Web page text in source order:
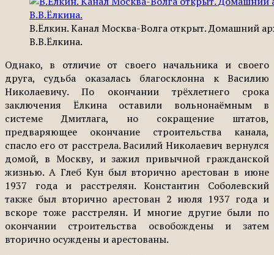
В.Ёлкин. Канал Москва-Волга открыт. Домашний
В.В.Ёлкина.
Однако, в отличие от своего начальника и своего
друга, судьба оказалась благосклонна к Василию
Николаевичу. По окончании трёхлетнего срока
заключения Ёлкина оставили вольнонаёмным в
системе Дмитлага, но сокращение штатов,
предваряющее окончание строительства канала,
спасло его от расстрела. Василий Николаевич вернулся
домой, в Москву, и зажил привычной гражданской
жизнью. А Глеб Кун был вторично арестован в июне
1937 года и расстрелян. Константин Соболевский
также был вторично арестован 2 июля 1937 года и
вскоре тоже расстрелян. И многие другие были по
окончании строительства освобождены и затем
вторично осуждены и арестованы.